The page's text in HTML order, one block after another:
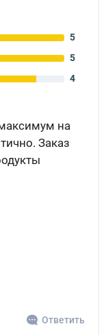
5
5
4
на
Заказ
Ответить